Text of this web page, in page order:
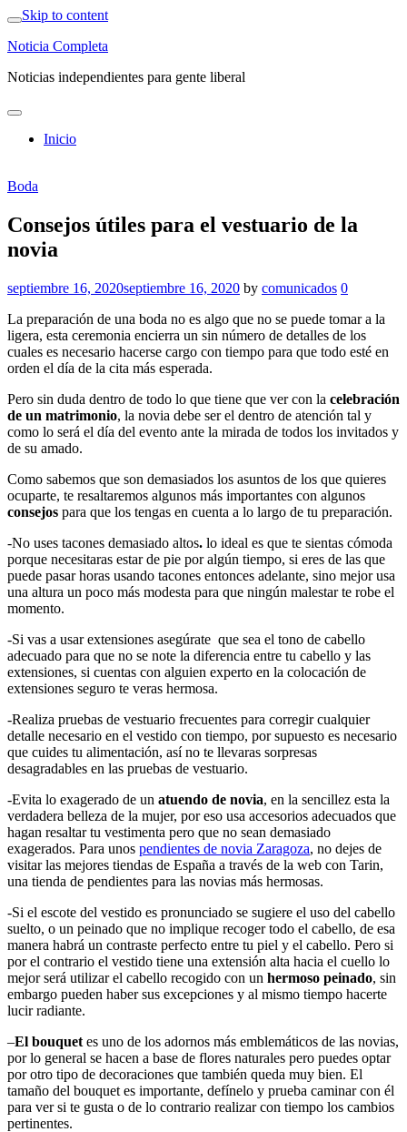
Skip to content
Noticia Completa
Noticias independientes para gente liberal
Inicio
Boda
Consejos útiles para el vestuario de la
novia
septiembre 16, 2020septiembre 16, 2020 by comunicados 0
La preparación de una boda no es algo que no se puede tomar a la
ligera, esta ceremonia encierra un sin número de detalles de los
cuales es necesario hacerse cargo con tiempo para que todo esté en
orden el día de la cita más esperada.
Pero sin duda dentro de todo lo que tiene que ver con la celebración
de un matrimonio, la novia debe ser el dentro de atención tal y
como lo será el día del evento ante la mirada de todos los invitados y
de su amado.
Como sabemos que son demasiados los asuntos de los que quieres
ocuparte, te resaltaremos algunos más importantes con algunos
consejos para que los tengas en cuenta a lo largo de tu preparación.
-No uses tacones demasiado altos. lo ideal es que te sientas cómoda
porque necesitaras estar de pie por algún tiempo, si eres de las que
puede pasar horas usando tacones entonces adelante, sino mejor usa
una altura un poco más modesta para que ningún malestar te robe el
momento.
-Si vas a usar extensiones asegúrate que sea el tono de cabello
adecuado para que no se note la diferencia entre tu cabello y las
extensiones, si cuentas con alguien experto en la colocación de
extensiones seguro te veras hermosa.
-Realiza pruebas de vestuario frecuentes para corregir cualquier
detalle necesario en el vestido con tiempo, por supuesto es necesario
que cuides tu alimentación, así no te llevaras sorpresas
desagradables en las pruebas de vestuario.
-Evita lo exagerado de un atuendo de novia, en la sencillez esta la
verdadera belleza de la mujer, por eso usa accesorios adecuados que
hagan resaltar tu vestimenta pero que no sean demasiado
exagerados. Para unos pendientes de novia Zaragoza, no dejes de
visitar las mejores tiendas de España a través de la web con Tarin,
una tienda de pendientes para las novias más hermosas.
-Si el escote del vestido es pronunciado se sugiere el uso del cabello
suelto, o un peinado que no implique recoger todo el cabello, de esa
manera habrá un contraste perfecto entre tu piel y el cabello. Pero si
por el contrario el vestido tiene una extensión alta hacia el cuello lo
mejor será utilizar el cabello recogido con un hermoso peinado, sin
embargo pueden haber sus excepciones y al mismo tiempo hacerte
lucir radiante.
–El bouquet es uno de los adornos más emblemáticos de las novias,
por lo general se hacen a base de flores naturales pero puedes optar
por otro tipo de decoraciones que también queda muy bien. El
tamaño del bouquet es importante, defínelo y prueba caminar con él
para ver si te gusta o de lo contrario realizar con tiempo los cambios
pertinentes.